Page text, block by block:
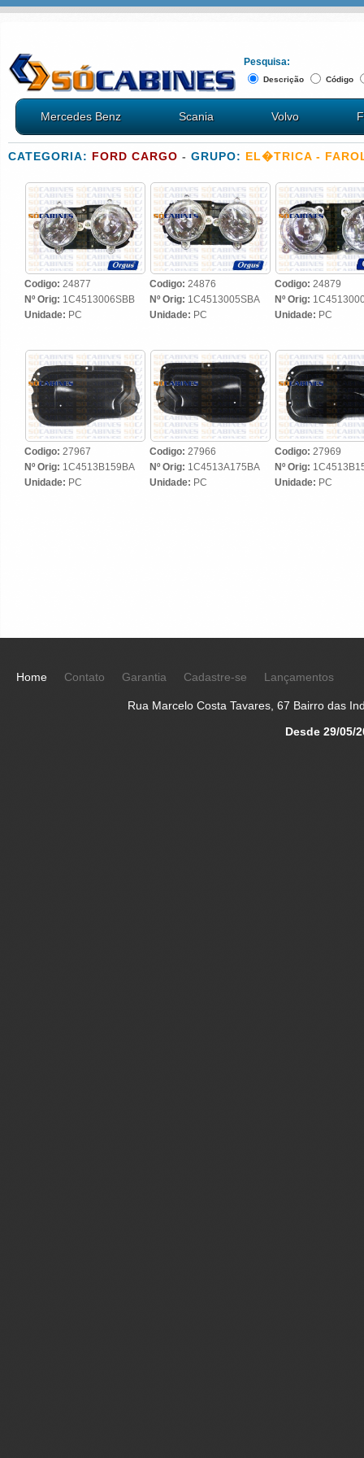
Pesquisa:
Descrição Código
Mercedes Benz Scania Volvo
CATEGORIA: FORD CARGO - GRUPO: EL�TRICA -
Codigo: 24877
Nº Orig: 1C4513006SBB
Unidade: PC
Codigo: 24876
Nº Orig: 1C4513005SBA
Unidade: PC
Codigo: 24879
Nº Orig:
Unidade: PC
Codigo: 27967
Nº Orig: 1C4513B159BA
Unidade: PC
Codigo: 27966
Nº Orig: 1C4513A175BA
Unidade: PC
Codigo: 27969
Nº Orig:
Unidade: PC
Home Contato Garantia Cadastre-se Lançamentos
Rua Marcelo Costa Tavares, 67 Bairro das
Desde 29/05/